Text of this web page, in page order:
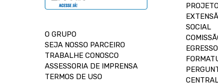
O GRUPO
SEJA NOSSO PARCEIRO
TRABALHE CONOSCO
ASSESSORIA DE IMPRENSA
TERMOS DE USO
SOCIAL